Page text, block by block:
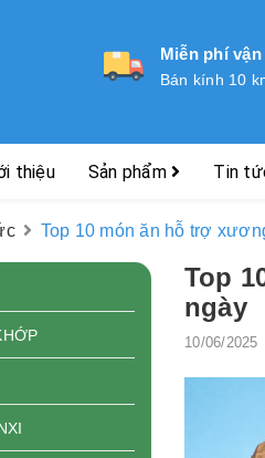
Miễn phí
Bán kính 10
thiệu Sản phẩm Tin
Top 10 món ăn hỗ trợ
Top
ngày
10/06/2025